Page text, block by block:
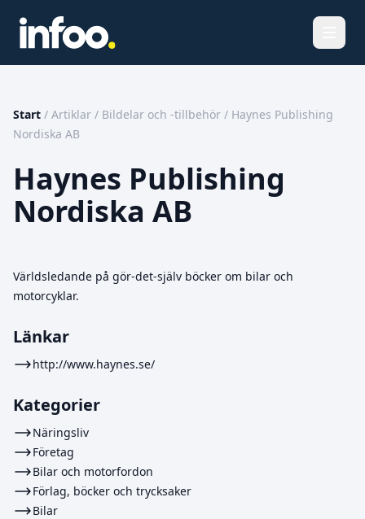
Start / Artiklar / Bildelar och -tillbehör / Haynes Publishing
Nordiska AB
Haynes Publishing
Nordiska AB
Världsledande på gör-det-själv böcker om bilar och
motorcyklar.
Länkar
http://www.haynes.se/
Kategorier
Näringsliv
Företag
Bilar och motorfordon
Förlag, böcker och trycksaker
Bilar